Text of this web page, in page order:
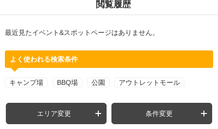
閲覧履歴
最近見たイベント&スポットページはありません。
よく使われる検索条件
キャンプ場 BBQ場 公園 アウトレットモール
エリア変更 条件変更